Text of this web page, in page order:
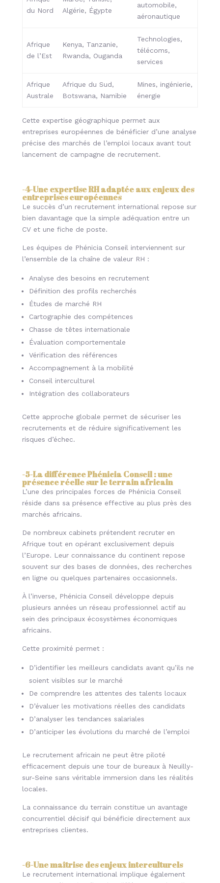
du Nord
Algérie, Égypte
automobile,
aéronautique
Afrique
de l’Est
Kenya, Tanzanie,
Rwanda, Ouganda
Technologies,
télécoms,
services
Afrique
Australe
Afrique du Sud,
Botswana, Namibie
Mines, ingénierie,
énergie
Cette expertise géographique permet aux
entreprises européennes de bénéficier d’une analyse
précise des marchés de l’emploi locaux avant tout
lancement de campagne de recrutement.
-4-Une expertise RH adaptée aux enjeux des
entreprises européennes
Le succès d’un recrutement international repose sur
bien davantage que la simple adéquation entre un
CV et une fiche de poste.
Les équipes de Phénicia Conseil interviennent sur
l’ensemble de la chaîne de valeur RH :
Analyse des besoins en recrutement
Définition des profils recherchés
Études de marché RH
Cartographie des compétences
Chasse de têtes internationale
Évaluation comportementale
Vérification des références
Accompagnement à la mobilité
Conseil interculturel
Intégration des collaborateurs
Cette approche globale permet de sécuriser les
recrutements et de réduire significativement les
risques d’échec.
-5-La différence Phénicia Conseil : une
présence réelle sur le terrain africain
L’une des principales forces de Phénicia Conseil
réside dans sa présence effective au plus près des
marchés africains.
De nombreux cabinets prétendent recruter en
Afrique tout en opérant exclusivement depuis
l’Europe. Leur connaissance du continent repose
souvent sur des bases de données, des recherches
en ligne ou quelques partenaires occasionnels.
À l’inverse, Phénicia Conseil développe depuis
plusieurs années un réseau professionnel actif au
sein des principaux écosystèmes économiques
africains.
Cette proximité permet :
D’identifier les meilleurs candidats avant qu’ils ne
soient visibles sur le marché
De comprendre les attentes des talents locaux
D’évaluer les motivations réelles des candidats
D’analyser les tendances salariales
D’anticiper les évolutions du marché de l’emploi
Le recrutement africain ne peut être piloté
efficacement depuis une tour de bureaux à Neuilly-
sur-Seine sans véritable immersion dans les réalités
locales.
La connaissance du terrain constitue un avantage
concurrentiel décisif qui bénéficie directement aux
entreprises clientes.
-6-Une maîtrise des enjeux interculturels
Le recrutement international implique également